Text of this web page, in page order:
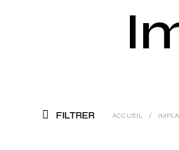
FILTRER ACCUEIL /